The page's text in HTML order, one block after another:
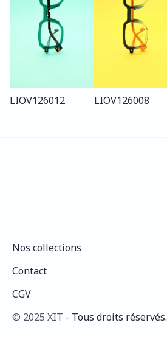
LIOV126012 LIOV126008
©️ 2025 XIT - Tous droits réservés.
Nos collections
Contact
CGV